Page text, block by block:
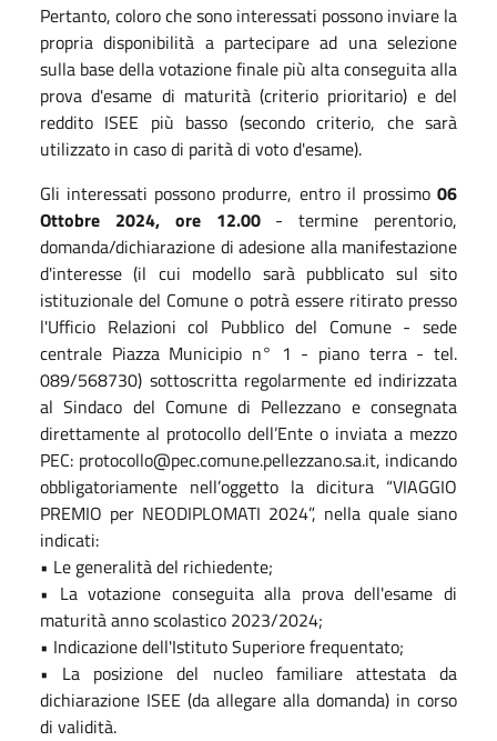
Pertanto, coloro che sono interessati possono inviare la
propria disponibilità a partecipare ad una selezione
sulla base della votazione finale più alta conseguita alla
prova d'esame di maturità (criterio prioritario) e del
reddito ISEE più basso (secondo criterio, che sarà
utilizzato in caso di parità di voto d'esame).
Gli interessati possono produrre, entro il prossimo 06
Ottobre 2024, ore 12.00- termine perentorio,
domanda/dichiarazione di adesione alla manifestazione
d'interesse (il cui modello sarà pubblicato sul sito
istituzionale del Comune o potrà essere ritirato presso
l'Ufficio Relazioni col Pubblico del Comune - sede
centrale Piazza Municipio n° 1 - piano terra - tel.
089/568730) sottoscritta regolarmente ed indirizzata
al Sindaco del Comune di Pellezzano e consegnata
direttamente al protocollo dell’Ente o inviata a mezzo
PEC: protocollo@pec.comune.pellezzano.sa.it, indicando
obbligatoriamente nell’oggetto la dicitura “VIAGGIO
PREMIO per NEODIPLOMATI 2024”, nella quale siano
indicati:
• Le generalità del richiedente;
• La votazione conseguita alla prova dell'esame di
maturità anno scolastico 2023/2024;
• Indicazione dell'Istituto Superiore frequentato;
• La posizione del nucleo familiare attestata da
dichiarazione ISEE (da allegare alla domanda) in corso
di validità.